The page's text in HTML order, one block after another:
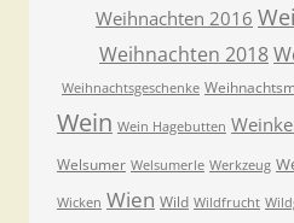
Weihnachten 2016
Weihnachten 2018
Weihnachtsgeschenke
Wein Wein Hagebutten
Welsumer Welsumerle Werkzeug
Wicken Wien Wild Wildfrucht